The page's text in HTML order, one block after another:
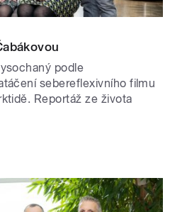
podle
sebereflexivního filmu
Reportáž ze života